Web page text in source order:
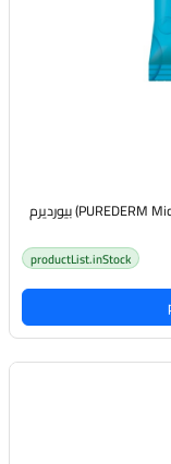
PUREDERM Micellar Make-up Cleansing Facial Towelettes (30pcs) بيورديرم
productList.inStock